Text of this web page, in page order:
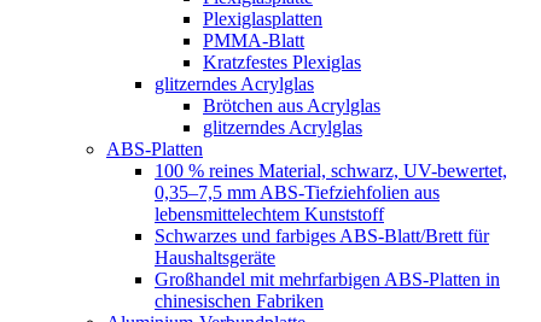
Plexiglasplatten
PMMA-Blatt
Kratzfestes Plexiglas
glitzerndes Acrylglas
Brötchen aus Acrylglas
glitzerndes Acrylglas
ABS-Platten
100 % reines Material, schwarz, UV-bewertet,
0,35–7,5 mm ABS-Tiefziehfolien aus
lebensmittelechtem Kunststoff
Schwarzes und farbiges ABS-Blatt/Brett für
Haushaltsgeräte
Großhandel mit mehrfarbigen ABS-Platten in
chinesischen Fabriken